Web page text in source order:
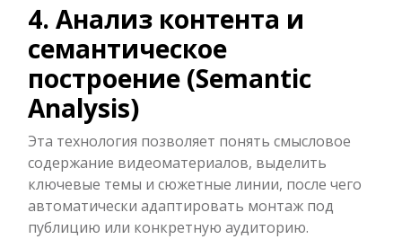
4. Анализ контента и
семантическое
построение (Semantic
Analysis)
Эта технология позволяет понять смысловое
содержание видеоматериалов, выделить
ключевые темы и сюжетные линии, после чего
автоматически адаптировать монтаж под
публицию или конкретную аудиторию.